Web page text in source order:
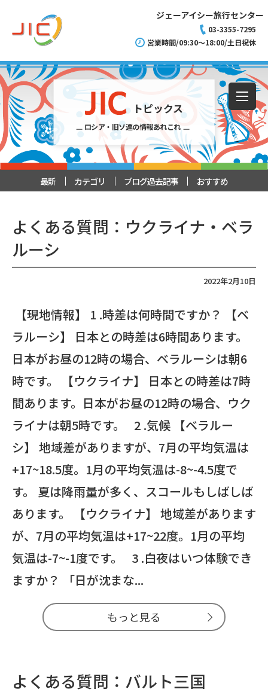
ジェーアイシー旅行センター
03-3355-7295
営業時間/09:30～18:00/土日祝休
トピックス
ロシア・旧ソ連の情報あれこれ
最新 カテゴリ ブログ過去記事 おすすめ
よくある質問：ウクライナ・ベラ
ルーシ
2022年2月10日
【現地情報】 1 .時差は何時間ですか？ 【ベ
ラルーシ】 日本との時差は6時間あります。
日本がお昼の12時の場合、ベラルーシは朝6
時です。 【ウクライナ】 日本との時差は7時
間あります。日本がお昼の12時の場合、ウク
ライナは朝5時です。 2 .気候 【ベラルー
シ】 地域差がありますが、7月の平均気温は
+17~18.5度。1月の平均気温は-8~-4.5度で
す。 夏は降雨量が多く、スコールもしばしば
あります。 【ウクライナ】 地域差があります
が、7月の平均気温は+17~22度。1月の平均
気温は-7~-1度です。 3 .白夜はいつ体験でき
ますか？ 「日が沈まな...
もっと見る
よくある質問：バルト三国